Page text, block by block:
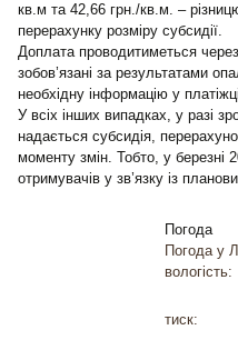
кв.м та 42,66 грн./кв.м. –
перерахунку розміру субсидії.
Доплата проводитиметься
зобов’язані за результатами
необхідну інформацію у
У всіх інших випадках, у разі
надається субсидія,
моменту змін. Тобто, у березні
отримувачів у зв’язку із
Погода
Погода у
вологість:
тиск: